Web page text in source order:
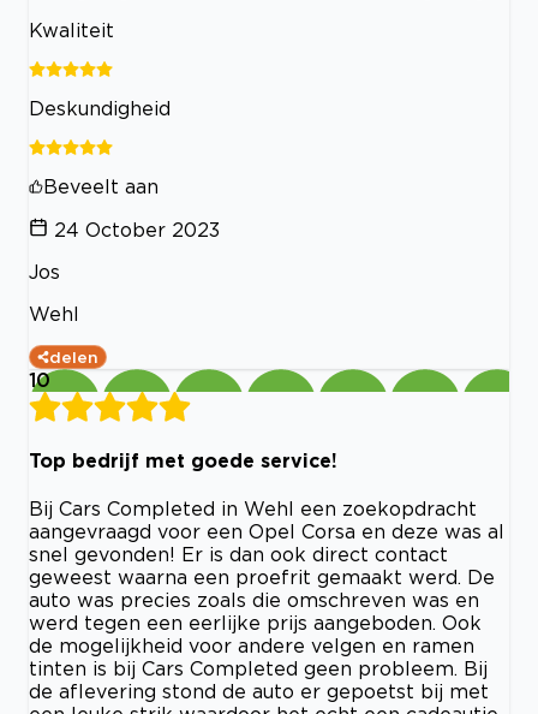
Kwaliteit
Deskundigheid
Beveelt aan
24 October 2023
Jos
Wehl
delen
10
Top bedrijf met goede service!
Bij Cars Completed in Wehl een zoekopdracht
aangevraagd voor een Opel Corsa en deze was al
snel gevonden! Er is dan ook direct contact
geweest waarna een proefrit gemaakt werd. De
auto was precies zoals die omschreven was en
werd tegen een eerlijke prijs aangeboden. Ook
de mogelijkheid voor andere velgen en ramen
tinten is bij Cars Completed geen probleem. Bij
de aflevering stond de auto er gepoetst bij met